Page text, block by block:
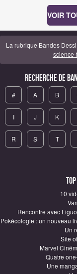
VOIR
La rubrique Bandes
Recherche de
# A B
I J K
R S T
10
Rencontre avec
Pokécologie : un nouveau
Un
Site
Marvel
Quatre
Une